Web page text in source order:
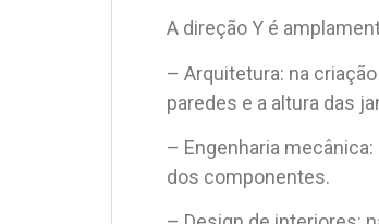
A direção Y é
– Arquitetura: na
paredes e a altura das
– Engenharia
dos componentes.